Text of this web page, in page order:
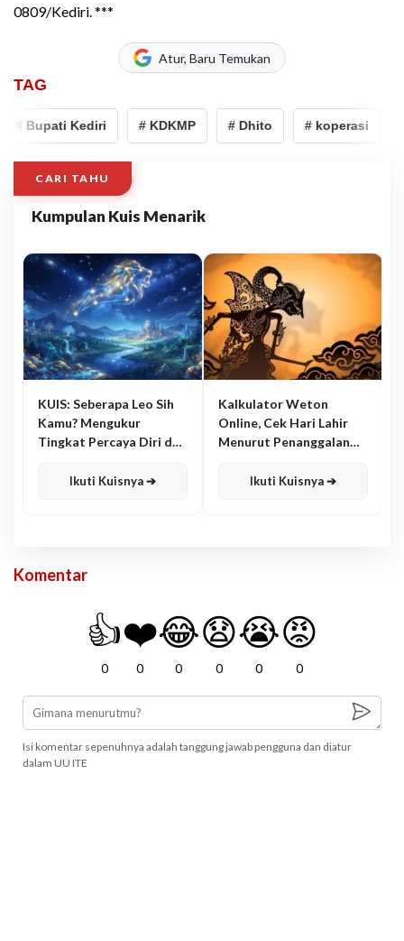
0809/Kediri. ***
Atur, Baru Temukan
TAG
# Bupati Kediri # KDKMP # Dhito # koperasi
CARI TAHU
Kumpulan Kuis Menarik
KUIS: Seberapa Leo Sih
Kamu? Mengukur
Tingkat Percaya Diri dan
Ikuti Kuisnya ➔
Kalkulator Weton
Online, Cek Hari Lahir
Menurut Penanggalan
Ikuti Kuisnya ➔
Komentar
👍
0
❤️
0
😂
0
😧
0
😭
0
😡
0
Isi komentar sepenuhnya adalah tanggung jawab pengguna dan diatur
dalam UU ITE